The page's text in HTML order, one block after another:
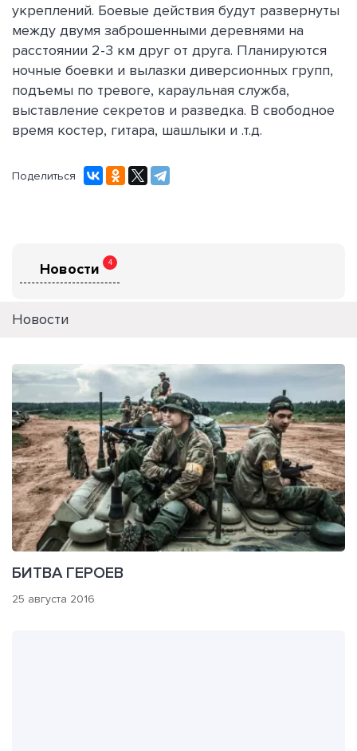
укреплений. Боевые действия будут развернуты
между двумя заброшенными деревнями на
расстоянии 2-3 км друг от друга. Планируются
ночные боевки и вылазки диверсионных групп,
подъемы по тревоге, караульная служба,
выставление секретов и разведка. В свободное
время костер, гитара, шашлыки и .т.д.
Поделиться
Новости 4
Новости
БИТВА ГЕРОЕВ
25 августа 2016